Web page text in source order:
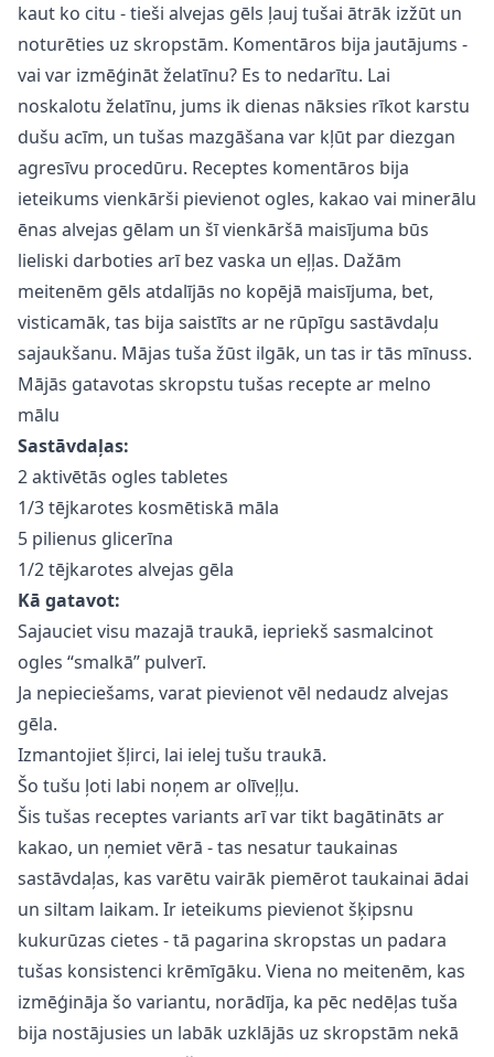
kaut ko citu - tieši alvejas gēls ļauj tušai ātrāk izžūt un
noturēties uz skropstām. Komentāros bija jautājums -
vai var izmēģināt želatīnu? Es to nedarītu. Lai
noskalotu želatīnu, jums ik dienas nāksies rīkot karstu
dušu acīm, un tušas mazgāšana var kļūt par diezgan
agresīvu procedūru. Receptes komentāros bija
ieteikums vienkārši pievienot ogles, kakao vai minerālu
ēnas alvejas gēlam un šī vienkāršā maisījuma būs
lieliski darboties arī bez vaska un eļļas. Dažām
meitenēm gēls atdalījās no kopējā maisījuma, bet,
visticamāk, tas bija saistīts ar ne rūpīgu sastāvdaļu
sajaukšanu. Mājas tuša žūst ilgāk, un tas ir tās mīnuss.
Mājās gatavotas skropstu tušas recepte ar melno
mālu
Sastāvdaļas:
2 aktivētās ogles tabletes
1/3 tējkarotes kosmētiskā māla
5 pilienus glicerīna
1/2 tējkarotes alvejas gēla
Kā gatavot:
Sajauciet visu mazajā traukā, iepriekš sasmalcinot
ogles “smalkā” pulverī.
Ja nepieciešams, varat pievienot vēl nedaudz alvejas
gēla.
Izmantojiet šļirci, lai ielej tušu traukā.
Šo tušu ļoti labi noņem ar olīveļļu.
Šis tušas receptes variants arī var tikt bagātināts ar
kakao, un ņemiet vērā - tas nesatur taukainas
sastāvdaļas, kas varētu vairāk piemērot taukainai ādai
un siltam laikam. Ir ieteikums pievienot šķipsnu
kukurūzas cietes - tā pagarina skropstas un padara
tušas konsistenci krēmīgāku. Viena no meitenēm, kas
izmēģināja šo variantu, norādīja, ka pēc nedēļas tuša
bija nostājusies un labāk uzklājās uz skropstām nekā